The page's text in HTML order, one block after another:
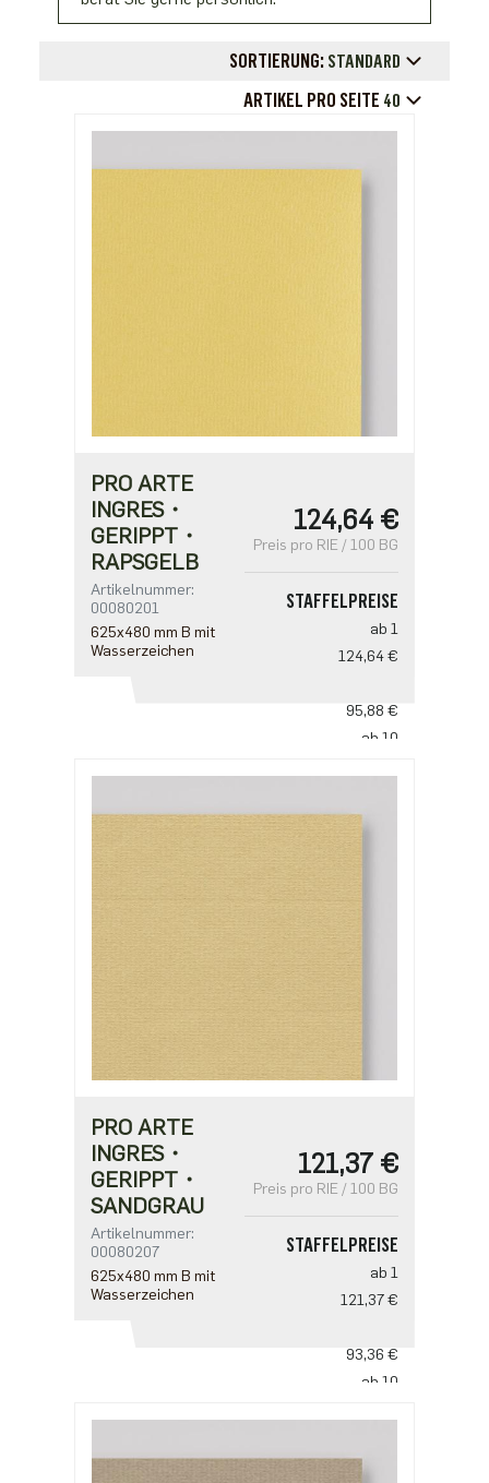
SORTIERUNG: STANDARD
ARTIKEL PRO SEITE 40
PRO ARTE
INGRES・
GERIPPT・
RAPSGELB
Artikelnummer:
00080201
625x480 mm B mit
Wasserzeichen
124,64 €
Preis pro RIE / 100 BG
STAFFELPREISE
ab 1
124,64 €
95,88 €
ab 10
PRO ARTE
INGRES・
GERIPPT・
SANDGRAU
Artikelnummer:
00080207
625x480 mm B mit
Wasserzeichen
121,37 €
Preis pro RIE / 100 BG
STAFFELPREISE
ab 1
121,37 €
93,36 €
ab 10